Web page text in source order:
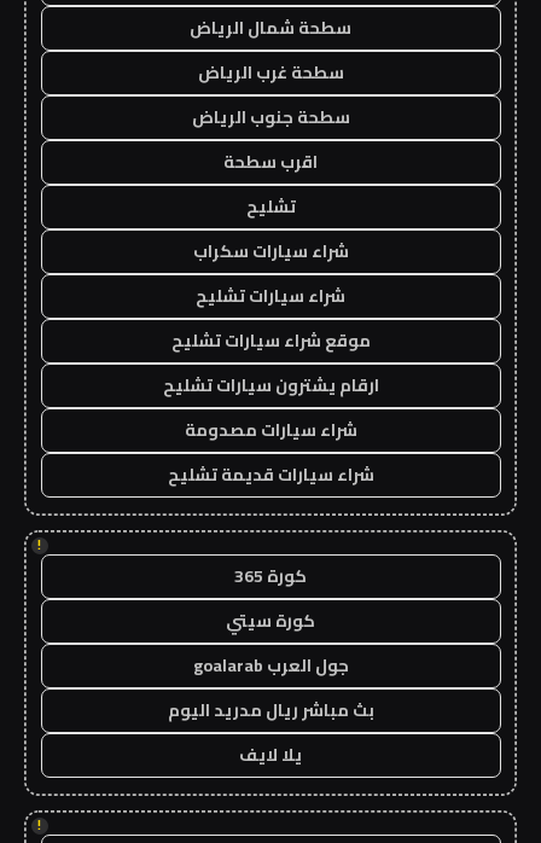
سطحة شمال الرياض
سطحة غرب الرياض
سطحة جنوب الرياض
اقرب سطحة
تشليح
شراء سيارات سكراب
شراء سيارات تشليح
موقع شراء سيارات تشليح
ارقام يشترون سيارات تشليح
شراء سيارات مصدومة
شراء سيارات قديمة تشليح
!
كورة 365
كورة سيتي
جول العرب goalarab
بث مباشر ريال مدريد اليوم
يلا لايف
!